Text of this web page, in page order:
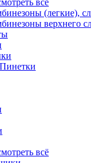
(легкие),
верхнего
всё